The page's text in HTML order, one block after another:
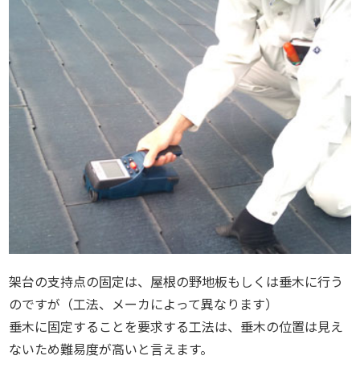
架台の支持点の固定は、屋根の野地板もしくは垂木に行う
のですが（工法、メーカによって異なります）
垂木に固定することを要求する工法は、垂木の位置は見え
ないため難易度が高いと言えます。